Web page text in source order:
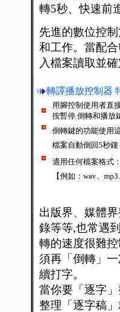
轉5秒、快速前
先進的數位控
和工作。當配
入檔案讀取並
轉譯播放控制器
用腳控制使用者直
按暫停.倒轉和播放
倒轉鍵的功能使用
檔案自動倒回5秒
適用任何檔案格式
【例如：wav、
出版界、媒體
錄等等,也常遇
轉的速度很難
須再「倒轉」
續打字。
當你要「逐字
整理「逐字稿